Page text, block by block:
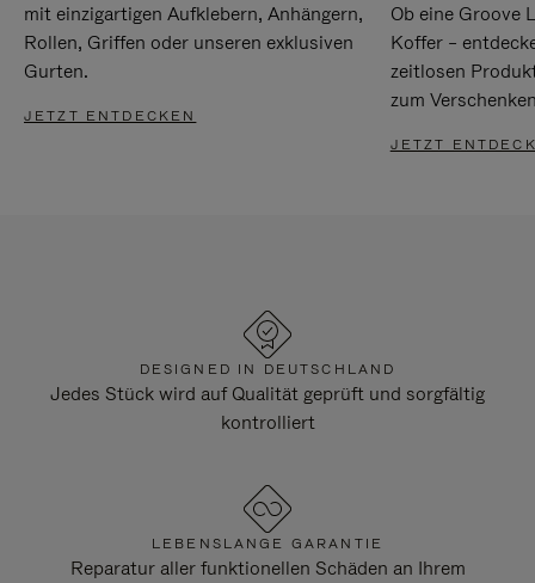
mit einzigartigen Aufklebern, Anhängern,
Rollen, Griffen oder unseren exklusiven
Gurten.
JETZT ENTDECKEN
Ob eine Groove
Koffer –
zeitlosen
zum
JETZT
DESIGNED IN DEUTSCHLAND
Jedes Stück wird auf Qualität geprüft und sorgfältig
kontrolliert
LEBENSLANGE GARANTIE
Reparatur aller funktionellen Schäden an Ihrem